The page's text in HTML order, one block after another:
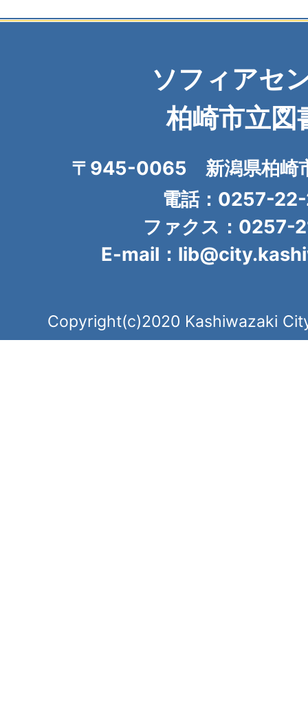
ソフィアセ
柏崎市立図
〒945-0065 新潟県柏崎
電話：0257-
ファクス：0257-
E-mail：
Copyright(c)2020 Kashiwazaki